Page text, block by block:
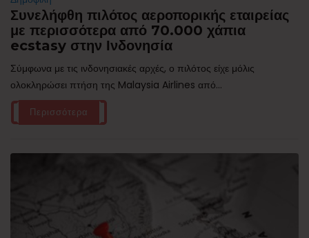
Συνελήφθη πιλότος αεροπορικής εταιρείας
με περισσότερα από 70.000 χάπια
ecstasy στην Ινδονησία
Σύμφωνα με τις ινδονησιακές αρχές, ο πιλότος είχε μόλις
ολοκληρώσει πτήση της Malaysia Airlines από...
Περισσότερα